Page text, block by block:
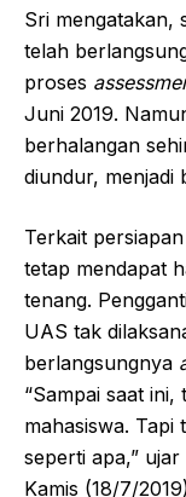
Sri mengatakan,
telah
proses
Juni 2019.
berhalangan
diundur, menjadi
Terkait
tetap mendapat
tenang.
UAS tak
berlangsungnya
“Sampai saat
mahasiswa.
seperti apa,”
Kamis (18/7/